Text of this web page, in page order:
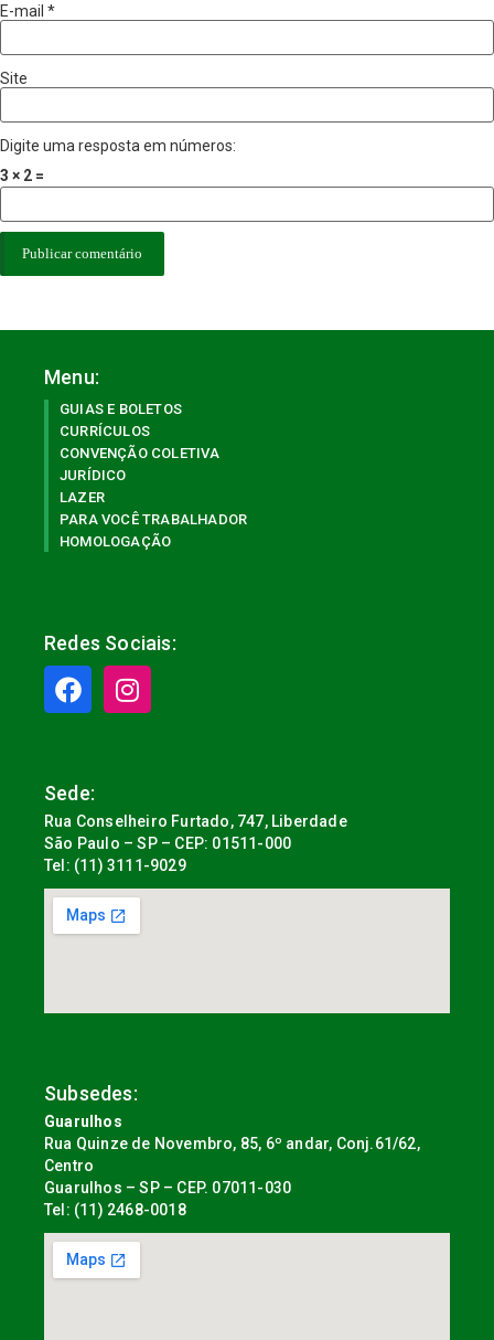
E-mail *
Site
Digite uma resposta em números:
3 × 2 =
Menu:
GUIAS E BOLETOS
CURRÍCULOS
CONVENÇÃO COLETIVA
JURÍDICO
LAZER
PARA VOCÊ TRABALHADOR
HOMOLOGAÇÃO
Redes Sociais:
Sede:
Rua Conselheiro Furtado, 747, Liberdade
São Paulo – SP – CEP: 01511-000
Tel: (11) 3111-9029
Subsedes:
Guarulhos
Rua Quinze de Novembro, 85, 6º andar, Conj.61/62,
Centro
Guarulhos – SP – CEP. 07011-030
Tel: (11) 2468-0018